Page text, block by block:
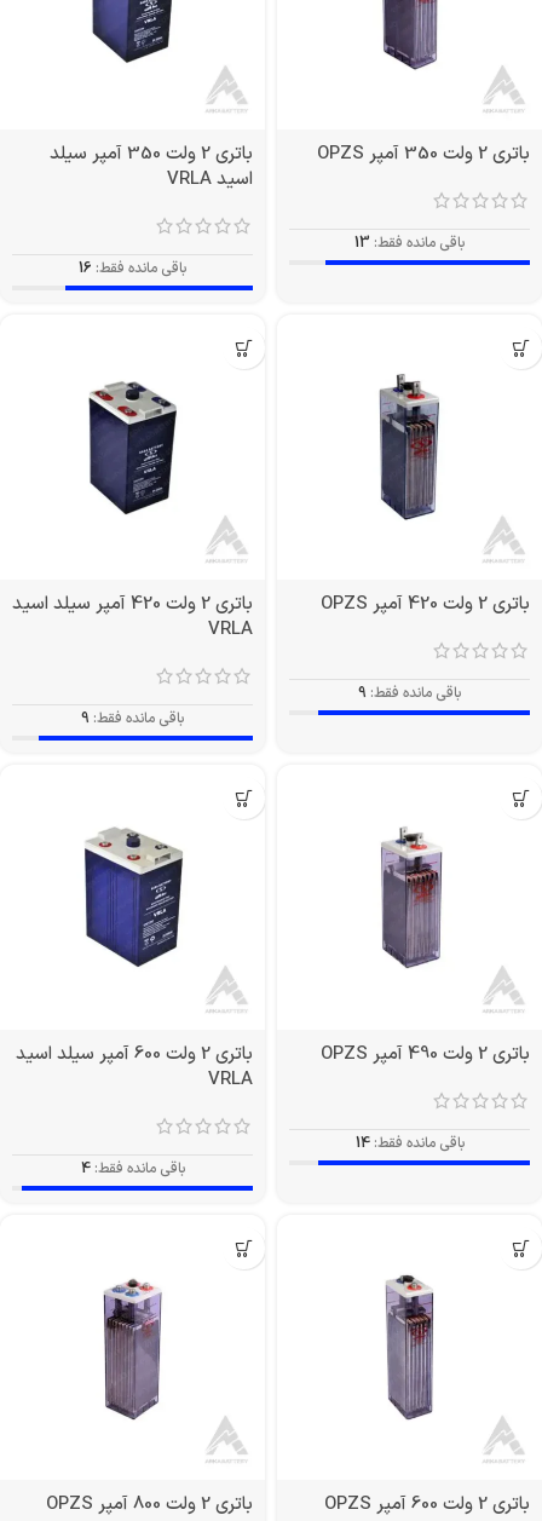
باتری 2 ولت 350 آمپر OPZS
باقی مانده فقط: 13
باتری 2 ولت 350 آمپر سیلد
اسید VRLA
باقی مانده فقط: 16
باتری 2 ولت 420 آمپر OPZS
باقی مانده فقط: 9
باتری 2 ولت 420 آمپر سیلد اسید
VRLA
باقی مانده فقط: 9
باتری 2 ولت 490 آمپر OPZS
باقی مانده فقط: 14
باتری 2 ولت 600 آمپر سیلد اسید
VRLA
باقی مانده فقط: 4
باتری 2 ولت 600 آمپر OPZS باتری 2 ولت 800 آمپر OPZS